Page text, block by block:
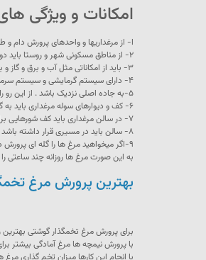
امکانات و ویژگی
ا- از مرغداریها و واحدهای پرورش دام و
۲- از مناطق مسکونی شهر و روستا باید دور باشد تا بوی بد آنها به آنها نرسد .
۳- باید از امکاناتی مثل آب و برق و گاز و بقیه سوخت ها برخوردار باشند .
۴- دارای سیستم گرمایشی و سیستم سرمایشی مناسبی باشد . به این صورت از اتلاف مرغ ها جلوگیری می شود .
۵-به جاده اصلی نزدیک باشد . از این رو راحت تر می توان محصولات رابه بازار عرضه کرد و یا مواد لازم برای مرغ ها را تهیه کرد.
۶- کف و دیوارهای سوله مرغداری باید به گونه ای باشد که به آسانی بشود مورد شستشو و ضدعفونی قرار داد .
۷- در سالن مرغداری باید کف شورهایی برای تخلیه آب وجود داشته باشد.
۸- سالن باید در مسیری قرار داشته باشد که با حداقل وزش باد تهویه سالن انجام شود . از این رو به خنک شدن سالن د رفصل تابستان نیز کمک می شود.
۹-اگر میخواهید مرغ ها را گله ای پرورش دهید بهتر است که یک فضای طبیعی را برای آنها در نظر بگیرید .
به این صورت مرغ ها روزانه چند ساعتی
بهترین پرورش مرغ
برای پرورش مرغ تخمگذار گوشتی
با پرورش نیمچه ها مرغ آمادگی بیشتر
با انجام این کارها میزان تخم گذاری